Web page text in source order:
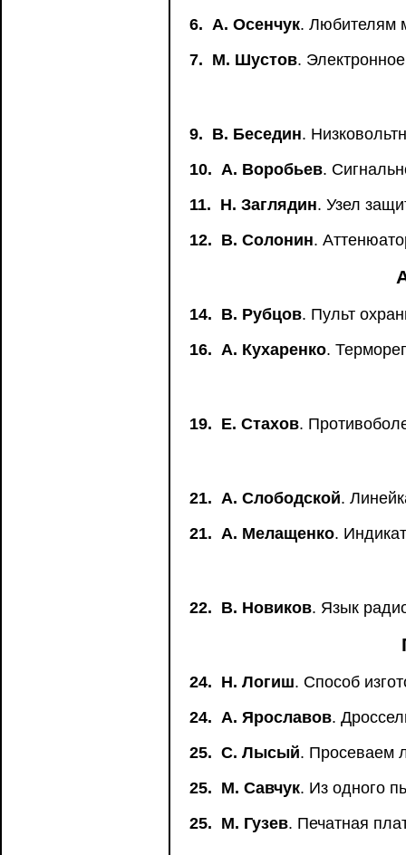
6. А. Осенчук. Любителям
7. М. Шустов.
9. В. Беседин.
10. А. Воробьев.
11. Н. Заглядин. Узел
12. В. Солонин.
14. В. Рубцов. Пульт
16. А. Кухаренко.
19. Е. Стахов.
21. А. Слободской.
21. А. Мелащенко.
22. В. Новиков. Язык
24. Н. Логиш. Способ
24. А. Ярославов.
25. С. Лысый. Просеваем
25. М. Савчук. Из одного
25. М. Гузев. Печатная